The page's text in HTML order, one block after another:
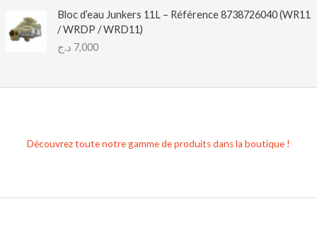
Bloc d’eau Junkers 11L – Référence 8738726040 (WR11
/ WRDP / WRD11)
7,000 د.ج
Découvrez toute notre gamme de produits dans la boutique !